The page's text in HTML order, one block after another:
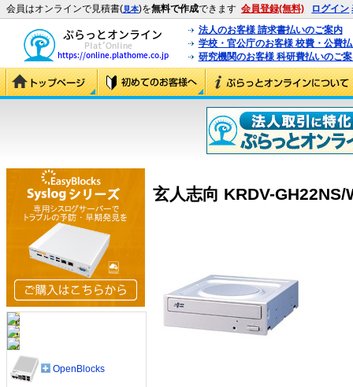
会員はオンラインで見積書(見本)を無料で作成できます 会員登録(無料) ログイン
法人のお客様 請求書払いのご案内
学校・官公庁のお客様 校費・公費
研究機関のお客様 科研費払いのご
玄人志向 KRDV-
OpenBlocks